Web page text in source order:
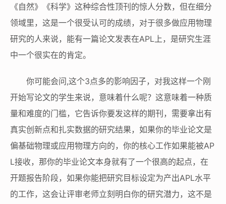
《自然》《科学》这种综合性顶刊的惊人分数，但在细分
领域里，这是一个很受认可的成绩，对于很多做应用物理
研究的人来说，能有一篇论文发表在APL上，是研究生涯
中一个很实在的肯定。
你可能会问,这个3点多的影响因子，对我这样一个刚
开始写论文的学生来说，意味着什么呢？这意味着一种质
量和难度的门槛，它告诉你要发这样的期刊，需要拿出有
真实创新点和扎实数据的研究结果，如果你的毕业论文是
偏基础物理或应用物理方向的，你的核心工作如果能被AP
L接收，那你的毕业论文本身就有了一个很高的起点，在
开题报告阶段，如果你能把研究目标设定为产出APL水平
的工作，这会让评审老师立刻明白你的研究潜力，这不是